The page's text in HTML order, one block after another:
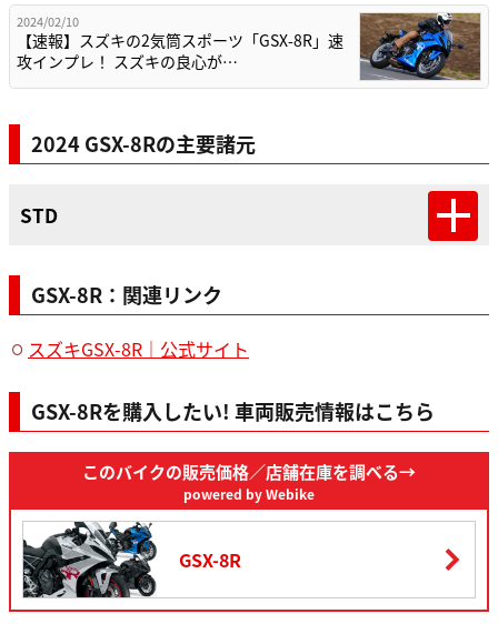
2024/02/10
【速報】スズキの2気筒スポーツ「GSX-8R」速
攻インプレ！ スズキの良心が…
2024 GSX-8Rの主要諸元
STD
GSX-8R：関連リンク
スズキGSX-8R｜公式サイト
GSX-8Rを購入したい! 車両販売情報はこちら
このバイクの販売価格／店舗在庫を調べる→
powered by Webike
GSX-8R